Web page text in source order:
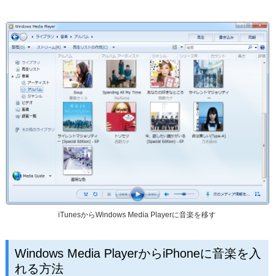
iTunesからWindows Media Playerに音楽を移す
Windows Media PlayerからiPhoneに音楽を入
れる方法